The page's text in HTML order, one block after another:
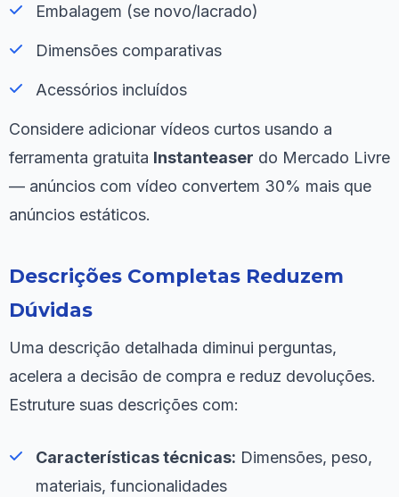
Embalagem (se novo/lacrado)
Dimensões comparativas
Acessórios incluídos
Considere adicionar vídeos curtos usando a
ferramenta gratuita Instanteaser do Mercado Livre
— anúncios com vídeo convertem 30% mais que
anúncios estáticos.
Descrições Completas Reduzem
Dúvidas
Uma descrição detalhada diminui perguntas,
acelera a decisão de compra e reduz devoluções.
Estruture suas descrições com:
Características técnicas: Dimensões, peso,
materiais, funcionalidades